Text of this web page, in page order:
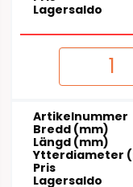
Lagersaldo
Artikelnummer
Bredd (mm)
Längd (mm)
Ytterdiameter
Pris
Lagersaldo